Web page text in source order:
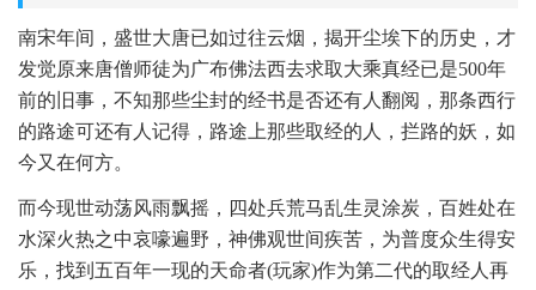
南宋年间，盛世大唐已如过往云烟，揭开尘埃下的历史，才
发觉原来唐僧师徒为广布佛法西去求取大乘真经已是500年
前的旧事，不知那些尘封的经书是否还有人翻阅，那条西行
的路途可还有人记得，路途上那些取经的人，拦路的妖，如
今又在何方。
而今现世动荡风雨飘摇，四处兵荒马乱生灵涂炭，百姓处在
水深火热之中哀嚎遍野，神佛观世间疾苦，为普度众生得安
乐，找到五百年一现的天命者(玩家)作为第二代的取经人再